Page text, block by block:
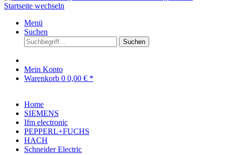
Menü
Suchen
Suchen
Mein Konto
Warenkorb 0 0,00 € *
Home
SIEMENS
Ifm electronic
PEPPERL+FUCHS
HACH
Schneider Electric